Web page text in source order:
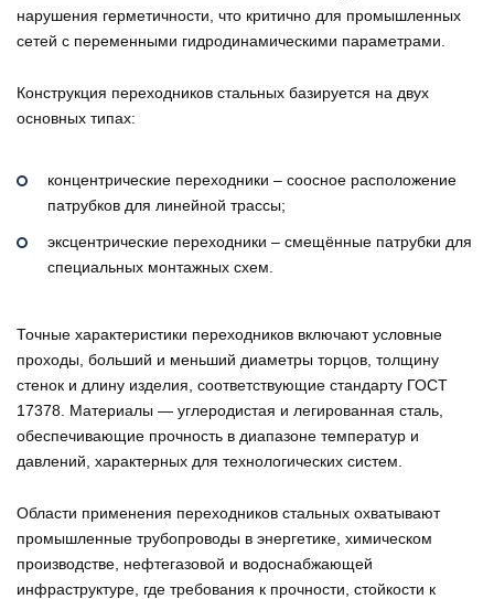
нарушения герметичности, что критично для промышленных
сетей с переменными гидродинамическими параметрами.
Конструкция переходников стальных базируется на двух
основных типах:
концентрические переходники – соосное расположение
патрубков для линейной трассы;
эксцентрические переходники – смещённые патрубки для
специальных монтажных схем.
Точные характеристики переходников включают условные
проходы, больший и меньший диаметры торцов, толщину
стенок и длину изделия, соответствующие стандарту ГОСТ
17378. Материалы — углеродистая и легированная сталь,
обеспечивающие прочность в диапазоне температур и
давлений, характерных для технологических систем.
Области применения переходников стальных охватывают
промышленные трубопроводы в энергетике, химическом
производстве, нефтегазовой и водоснабжающей
инфраструктуре, где требования к прочности, стойкости к